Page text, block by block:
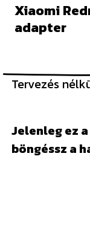
Xiaomi
adapter
Tervezés
Jelenleg ez
böngéssz a